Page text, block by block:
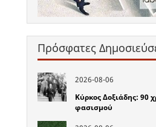
Πρόσφατες
2026-08-06
Κύρκος Δοξιάδης: 90
φασισμού